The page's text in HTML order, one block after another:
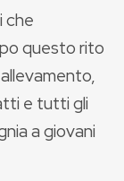
che
questo rito
e tutti gli
a giovani